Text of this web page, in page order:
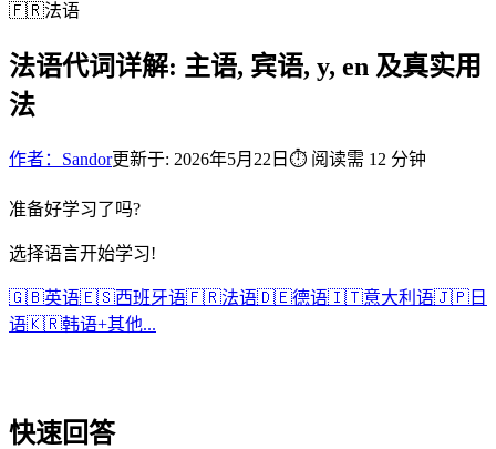
🇫🇷法语
法语代词详解: 主语, 宾语, y, en 及真实用
法
作者：Sandor更新于: 2026年5月22日 ⏱ 阅读需 12 分钟
准备好学习了吗?
选择语言开始学习!
🇬🇧英语🇪🇸西班牙语🇫🇷法语🇩🇪德语🇮🇹意大利语🇯🇵 日
语🇰🇷韩语+其他...
快速回答